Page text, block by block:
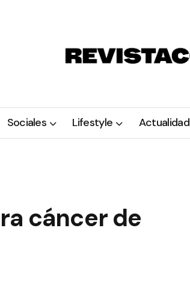
Sociales Lifestyle Actualidad
cáncer de